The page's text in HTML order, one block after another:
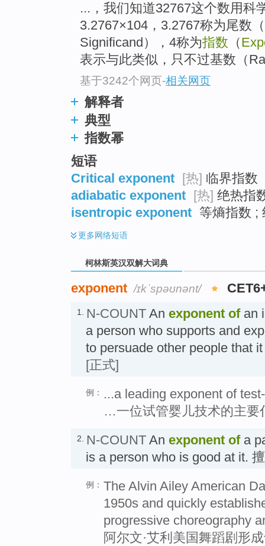
...，我们知道32767这个数用科
3.2767×104，3.2767称为尾数
Significand），4称为指数 （
表示与此类似，只不过基数（
基于3242个网页-相关网页
解释者
典型
指数幂
短语
Critical exponent [热] 临界指数
adiabatic exponent [热] 绝热指
isentropic exponent 等熵指数 ;
更多网络短语
柯林斯英汉双解大词典
exponent /ɪkˈspəʊnənt/
1. N-COUNT An exponent ofan
a person who supports and
to persuade other people that
[正式]
例：
...a leading exponent of
…一位试管婴儿技术的主要
2. N-COUNT An exponent ofa
is a person who is good at it.
例： The Alvin Ailey American
1950s and quickly
progressive choreography
阿尔文·艾利美国舞蹈剧形